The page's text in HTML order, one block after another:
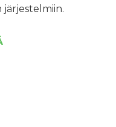
järjestelmiin.